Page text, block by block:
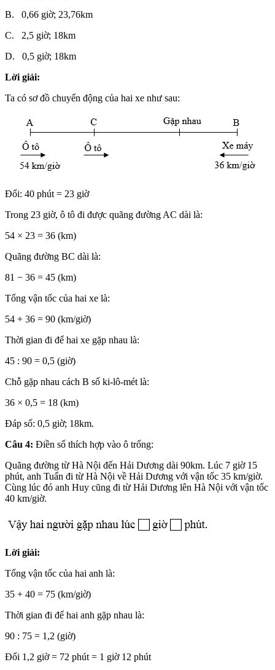
B. 0,66 giờ; 23,76km
C. 2,5 giờ; 18km
D. 0,5 giờ; 18km
Lời giải:
Ta có sơ đồ chuyển động của hai xe như sau:
Đổi: 40 phút = 23 giờ
Trong 23 giờ, ô tô đi được quãng đường AC dài là:
54 × 23 = 36 (km)
Quãng đường BC dài là:
81 − 36 = 45 (km)
Tổng vận tốc của hai xe là:
54 + 36 = 90 (km/giờ)
Thời gian đi để hai xe gặp nhau là:
45 : 90 = 0,5 (giờ)
Chỗ gặp nhau cách B số ki-lô-mét là:
36 × 0,5 = 18 (km)
Đáp số: 0,5 giờ; 18km.
Câu 4: Điền số thích hợp vào ô trống:
Quãng đường từ Hà Nội đến Hải Dương dài 90km. Lúc 7 giờ 15
phút, anh Tuấn đi từ Hà Nội về Hải Dương với vận tốc 35 km/giờ.
Cùng lúc đó anh Huy cũng đi từ Hải Dương lên Hà Nội với vận tốc
40 km/giờ.
Lời giải:
Tổng vận tốc của hai anh là:
35 + 40 = 75 (km/giờ)
Thời gian đi để hai anh gặp nhau là:
90 : 75 = 1,2 (giờ)
Đổi 1,2 giờ = 72 phút = 1 giờ 12 phút